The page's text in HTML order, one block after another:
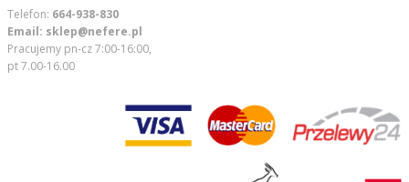
Telefon: 664-938-830
Email: sklep@nefere.pl
Pracujemy pn-cz 7:00-16:00,
pt 7.00-16.00